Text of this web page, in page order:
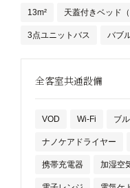
13m² 天蓋付きベッド
3点ユニットバス バブ
全客室共通設備
VOD Wi-Fi ブ
ナノケアドライヤー
携帯充電器 加湿空